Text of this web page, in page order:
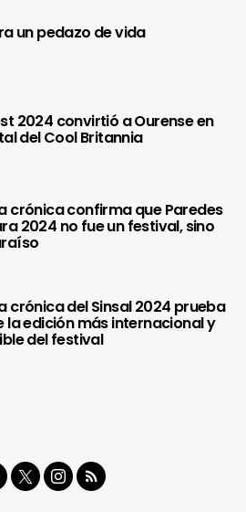
un pedazo de vida
2024 convirtió a Ourense en
del Cool Britannia
crónica confirma que Paredes
2024 no fue un festival, sino
crónica del Sinsal 2024 prueba
la edición más internacional y
del festival